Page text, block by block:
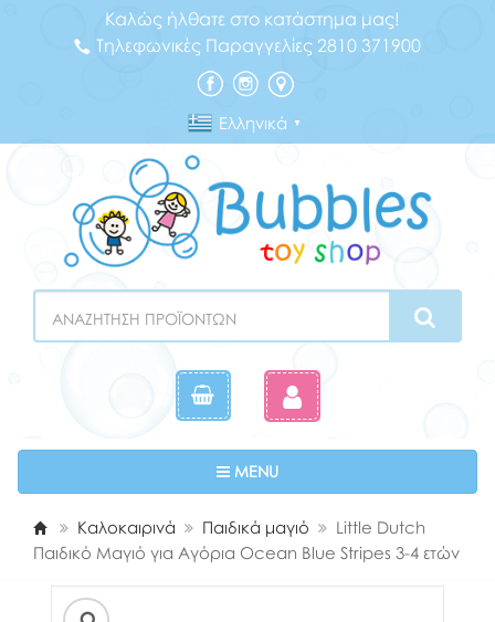
Καλώς ήλθατε στο κατάστημα μας!
Τηλεφωνικές Παραγγελίες 2810 371900
Ελληνικά ▼
MENUToggle navigation
Καλοκαιρινά Παιδικά μαγιό
Little Dutch
Παιδικό Μαγιό για Αγόρια Ocean Blue Stripes 3-4 ετών